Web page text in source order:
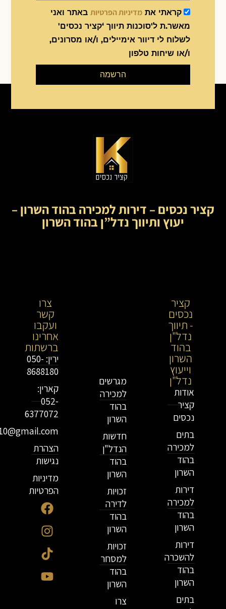
קראתי את מדיניות הפרטיות באתר ואני
מאשר.ת ל'סוכנות תיווך ‘קציר נכסים'
לשלוח לי דיוור אימיילים, ו/או מסרונים,
ו/או שיחות טלפון
הרשמה
קציר נכסים – דירות למכירה בהוד השרון –
יעוץ ותיווך נדל”ן בהוד השרון
קציר
נכסים
- תיווך
נדל"ן
בהוד
השרון
וייעוץ
נדל"ן
אודות
קציר
נכסים
בתים
למכירה
בהוד
השרון
דירות
למכירה
בהוד
השרון
דירות
להשכרה
בהוד
השרון
בתים
מגרשים
למכירה
בהוד
השרון
חדשות
הנדל"ן
בהוד
השרון
זכויות
לדירה
בהוד
השרון
זכויות
למסחר
בהוד
השרון
צרו
צרו
קשר
ועקבו
אחרינו
ברשתות
ירין: 050-
8688180
קארין:
052-
6377072
הצהרת
נגישות
מדיניות
הפרטיות